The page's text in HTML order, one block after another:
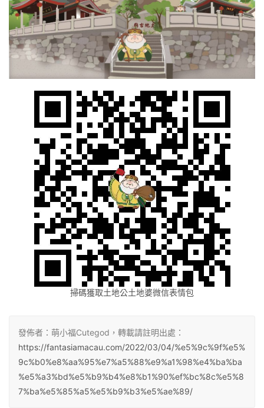
掃碼獲取土地公土地婆微信表情包
發佈者：萌小福Cutegod，轉載請註明出處：
https://fantasiamacau.com/2022/03/04/%e5%9c%9f%e5%
9c%b0%e8%aa%95%e7%a5%88%e9%a1%98%e4%ba%ba
%e5%a3%bd%e5%b9%b4%e8%b1%90%ef%bc%8c%e5%8
7%ba%e5%85%a5%e5%b9%b3%e5%ae%89/